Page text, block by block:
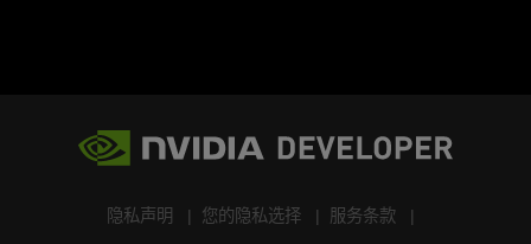
隐私声明 您的隐私选择 服务条款